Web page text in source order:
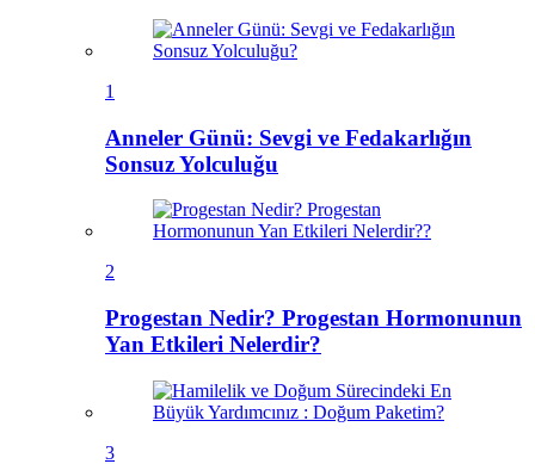
1
Anneler Günü: Sevgi ve Fedakarlığın
Sonsuz Yolculuğu
2
Progestan Nedir? Progestan Hormonunun
Yan Etkileri Nelerdir?
3